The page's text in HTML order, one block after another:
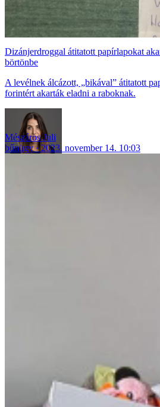
Dizánjerdroggal átitatott papírlapokat
börtönbe
A levélnek álcázott, „bikával” átitatott
forintért akarták eladni a raboknak.
Mészáros Juli
bűnügy
2023. november 14. 10:03